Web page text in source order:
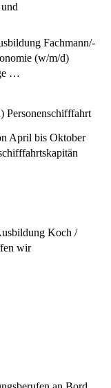
Fachmann/-
(w/m/d)
…
Personenschifffahrt
April bis Oktober
Koch /
wir